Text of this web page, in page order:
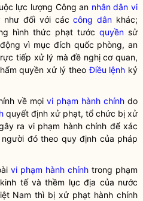
lực lượng Công an nhân dân vi
đối với cáccông dân khác;
hình thức phạt tước quyền sử
vì mục đích quốc phòng, an
tiếp xử lý mà đề nghị cơ quan,
quyền xử lý theoĐiều lệnh kỷ
về mọi vi phạm hành chính do
quyết định xử phạt, tổ chức bị xử
ra vi phạm hành chính để xác
đó theo quy định của pháp
vi phạm hành chínhtrong phạm
tế và thềm lục địa của nước
Nam thì bị xử phạt hành chính